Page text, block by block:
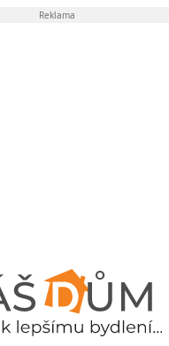
Reklama